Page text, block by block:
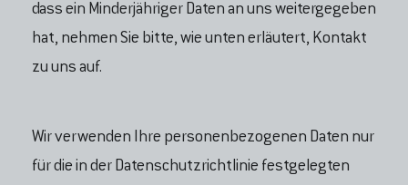
dass ein Minderjähriger Daten an uns weitergegeben
hat, nehmen Sie bitte, wie unten erläutert, Kontakt
zu uns auf.
Wir verwenden Ihre personenbezogenen Daten nur
für die in der Datenschutzrichtlinie festgelegten